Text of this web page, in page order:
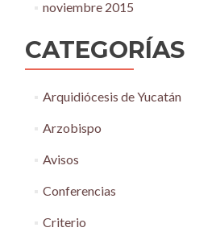
noviembre 2015
CATEGORÍAS
Arquidiócesis de Yucatán
Arzobispo
Avisos
Conferencias
Criterio